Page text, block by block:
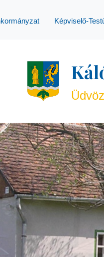
Képviselő-